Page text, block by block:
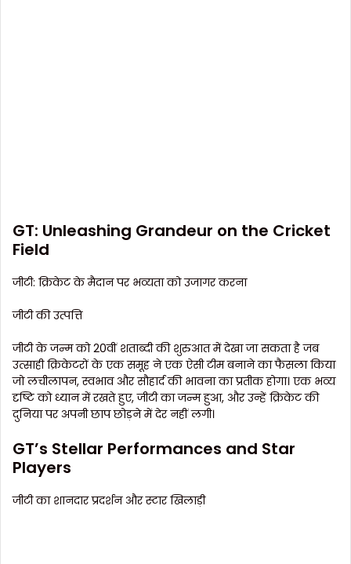
GT: Unleashing Grandeur on the Cricket
Field
जीटी: क्रिकेट के मैदान पर भव्यता को उजागर करना
जीटी की उत्पत्ति
जीटी के जन्म को 20वीं शताब्दी की शुरुआत में देखा जा सकता है जब
उत्साही क्रिकेटरों के एक समूह ने एक ऐसी टीम बनाने का फैसला किया
जो लचीलापन, स्वभाव और सौहार्द की भावना का प्रतीक होगा। एक भव्य
दृष्टि को ध्यान में रखते हुए, जीटी का जन्म हुआ, और उन्हें क्रिकेट की
दुनिया पर अपनी छाप छोड़ने में देर नहीं लगी।
GT’s Stellar Performances and Star
Players
जीटी का शानदार प्रदर्शन और स्टार खिलाड़ी